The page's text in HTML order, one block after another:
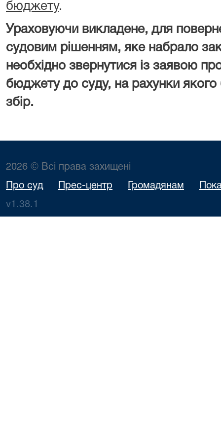
бюджету.
Ураховуючи викладене, для
судовим рішенням, яке набрало
необхідно звернутися із заявою
бюджету до суду, на рахунки
збір.
2026 © Всі права захищені
Про суд Прес-центр Громадянам
v1.38.1